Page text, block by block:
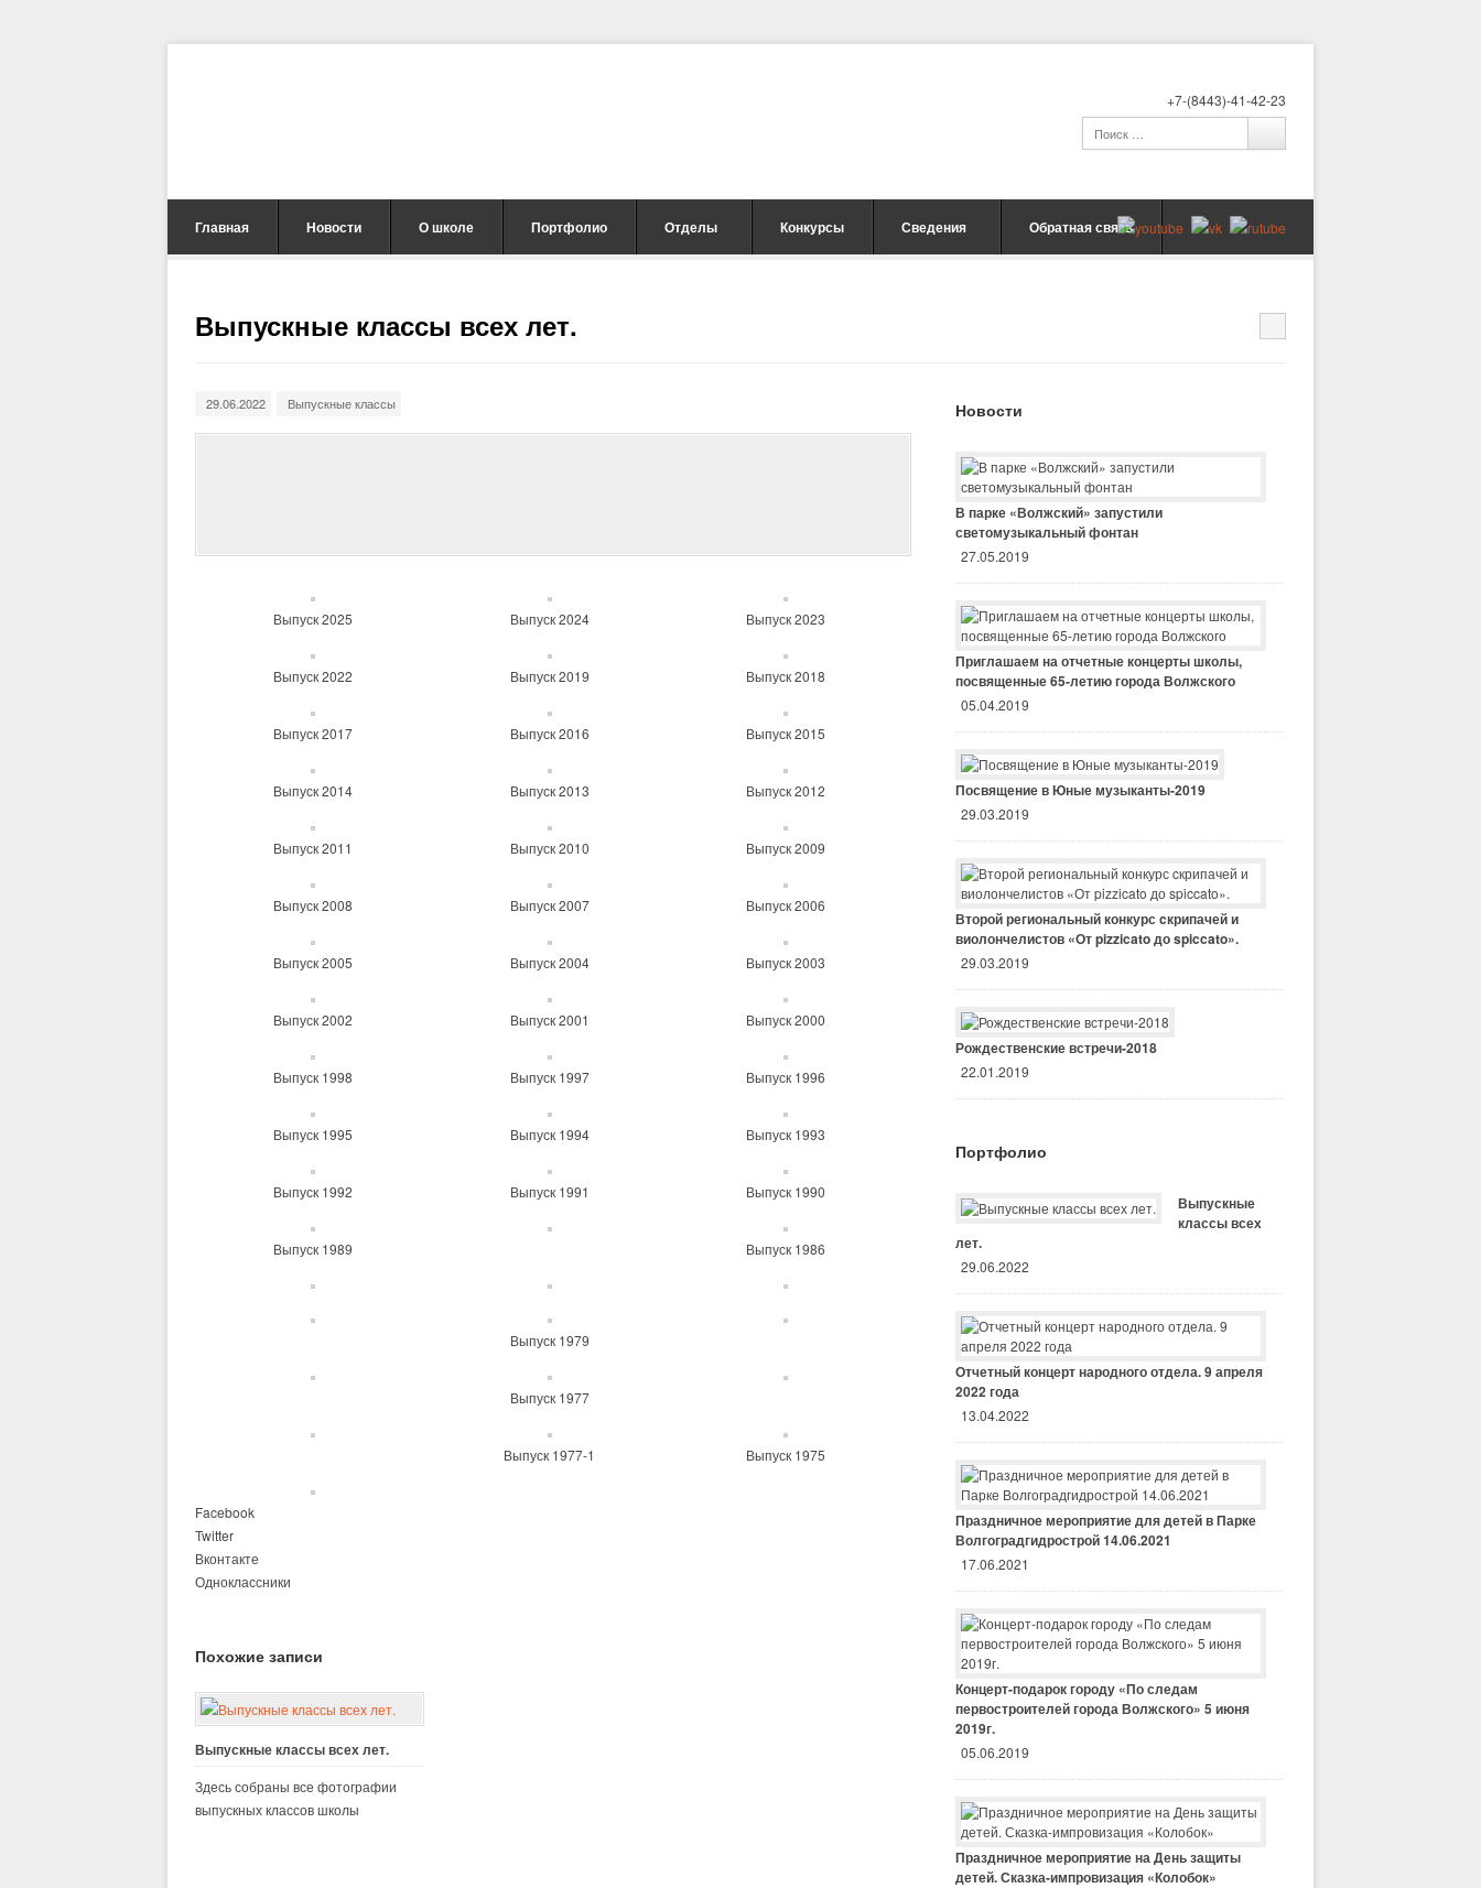
+7-(8443)-41-42-23
Главная Новости О школе Портфолио Отделы Конкурсы Сведения Обратная связь
Выпускные классы всех лет.
29.06.2022 Выпускные классы
Выпуск 2025 Выпуск 2024 Выпуск 2023
Выпуск 2022 Выпуск 2019 Выпуск 2018
Выпуск 2017 Выпуск 2016 Выпуск 2015
Выпуск 2014 Выпуск 2013 Выпуск 2012
Выпуск 2011 Выпуск 2010 Выпуск 2009
Выпуск 2008 Выпуск 2007 Выпуск 2006
Выпуск 2005 Выпуск 2004 Выпуск 2003
Выпуск 2002 Выпуск 2001 Выпуск 2000
Выпуск 1998 Выпуск 1997 Выпуск 1996
Выпуск 1995 Выпуск 1994 Выпуск 1993
Выпуск 1992 Выпуск 1991 Выпуск 1990
Выпуск 1989 Выпуск 1986
Выпуск 1979
Выпуск 1977
Выпуск 1977-1 Выпуск 1975
Facebook
Twitter
Вконтакте
Одноклассники
Похожие записи
Выпускные классы всех лет.
Здесь собраны все фотографии
выпускных классов школы
Новости
В парке «Волжский» запустили
светомузыкальный фонтан
27.05.2019
Приглашаем на отчетные концерты школы,
посвященные 65-летию города Волжского
05.04.2019
Посвящение в Юные музыканты-2019
29.03.2019
Второй региональный конкурс cкрипачей и
виолончелистов «От pizzicato до spiccato».
29.03.2019
Рождественские встречи-2018
22.01.2019
Портфолио
Выпускные
классы всех
лет.
29.06.2022
Отчетный концерт народного отдела. 9 апреля
2022 года
13.04.2022
Праздничное мероприятие для детей в Парке
Волгоградгидрострой 14.06.2021
17.06.2021
Концерт-подарок городу «По следам
первостроителей города Волжского» 5 июня
2019г.
05.06.2019
Праздничное мероприятие на День защиты
детей. Сказка-импровизация «Колобок»